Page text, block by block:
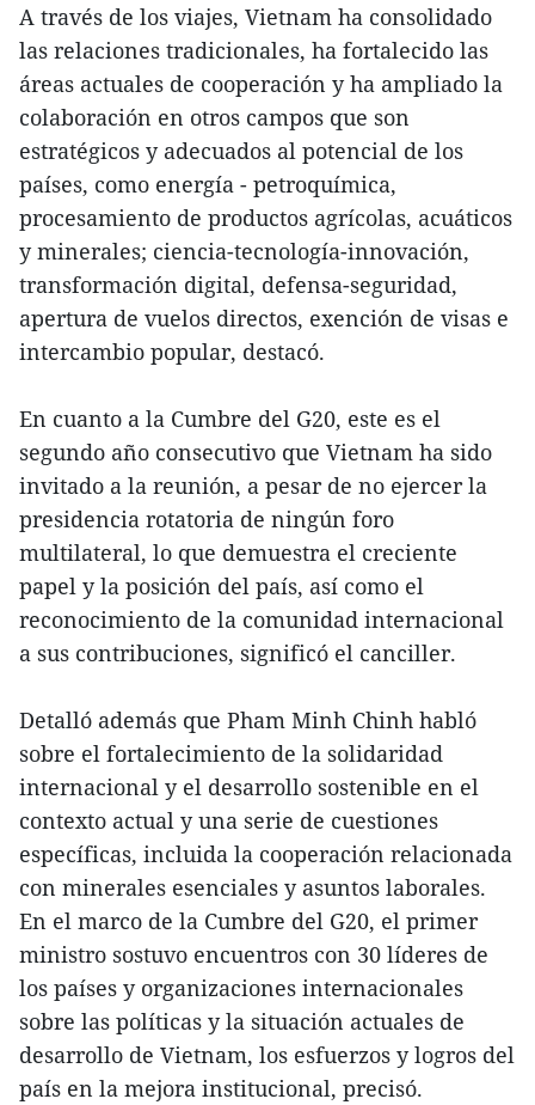
A través de los viajes, Vietnam ha consolidado
las relaciones tradicionales, ha fortalecido las
áreas actuales de cooperación y ha ampliado la
colaboración en otros campos que son
estratégicos y adecuados al potencial de los
países, como energía - petroquímica,
procesamiento de productos agrícolas, acuáticos
y minerales; ciencia-tecnología-innovación,
transformación digital, defensa-seguridad,
apertura de vuelos directos, exención de visas e
intercambio popular, destacó.
En cuanto a la Cumbre del G20, este es el
segundo año consecutivo que Vietnam ha sido
invitado a la reunión, a pesar de no ejercer la
presidencia rotatoria de ningún foro
multilateral, lo que demuestra el creciente
papel y la posición del país, así como el
reconocimiento de la comunidad internacional
a sus contribuciones, significó el canciller.
Detalló además que Pham Minh Chinh habló
sobre el fortalecimiento de la solidaridad
internacional y el desarrollo sostenible en el
contexto actual y una serie de cuestiones
específicas, incluida la cooperación relacionada
con minerales esenciales y asuntos laborales.
En el marco de la Cumbre del G20, el primer
ministro sostuvo encuentros con 30 líderes de
los países y organizaciones internacionales
sobre las políticas y la situación actuales de
desarrollo de Vietnam, los esfuerzos y logros del
país en la mejora institucional, precisó.